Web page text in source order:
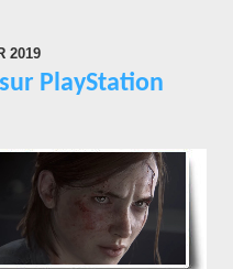
2019
sur PlayStation